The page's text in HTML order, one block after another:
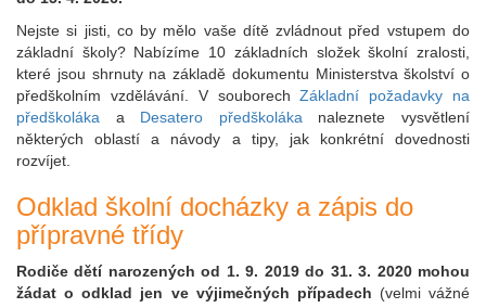
Nejste si jisti, co by mělo vaše dítě zvládnout před vstupem do
základní školy? Nabízíme 10 základních složek školní zralosti,
které jsou shrnuty na základě dokumentu Ministerstva školství o
předškolním vzdělávání. V souborechZákladní požadavky na
předškoláka a Desatero předškoláka naleznete vysvětlení
některých oblastí a návody a tipy, jak konkrétní dovednosti
rozvíjet.
Odklad školní docházky a zápis do
přípravné třídy
Rodiče dětí narozených od 1. 9. 2019 do 31. 3. 2020 mohou
žádat o odklad jen ve výjimečných případech (velmi vážné